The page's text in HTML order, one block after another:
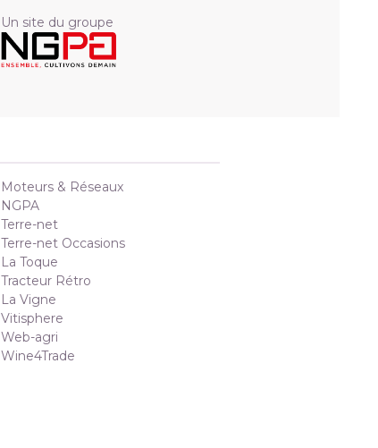
Un site du groupe
Moteurs & Réseaux
NGPA
Terre-net
Terre-net Occasions
La Toque
Tracteur Rétro
La Vigne
Vitisphere
Web-agri
Wine4Trade